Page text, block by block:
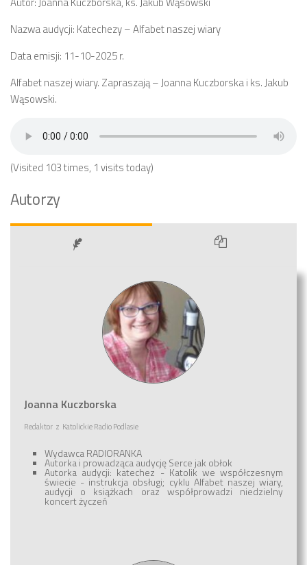
Nazwa audycji: Katechezy – Alfabet naszej wiary
Data emisji: 11-10-2025 r.
Alfabet naszej wiary. Zapraszają – Joanna Kuczborska i ks. Jakub
Wąsowski.
(Visited 103 times, 1 visits today)
Autorzy
Joanna Kuczborska
Redaktor z Katolickie Radio Podlasie
Wydawca RADIORANKA
Autorka i prowadząca audycję Serce jak obłok
Autorka audycji: katechez - Katolik we współczesnym
świecie - instrukcja obsługi; cyklu Alfabet naszej wiary,
audycji o książkach oraz współprowadzi niedzielny
koncert życzeń